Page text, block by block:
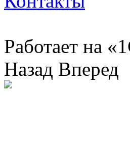
Работает на
Назад Вперед